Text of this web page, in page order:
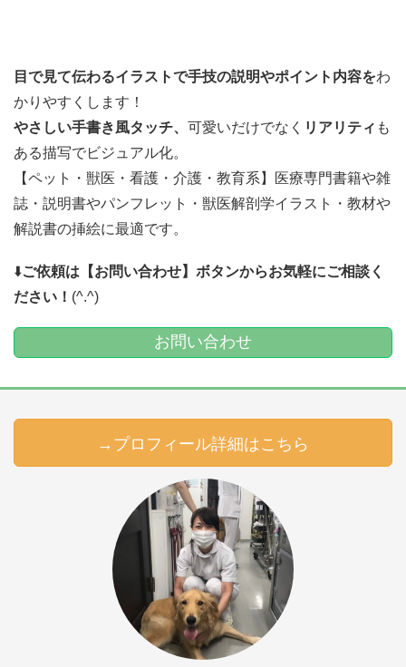
目で見て伝わるイラストで手技の説明やポイント内容をわ
かりやすくします！
やさしい手書き風タッチ、 可愛いだけでなく リアリティ も
ある描写でビジュアル化。
【ペット・獣医・看護・介護・教育系】医療専門書籍や雑
誌・説明書やパンフレット・獣医解剖学イラスト・教材や
解説書の挿絵に最適です。
⬇️ご依頼は【お問い合わせ】ボタンからお気軽にご相談く
ださい！ (^.^)
お問い合わせ
→プロフィール詳細はこちら